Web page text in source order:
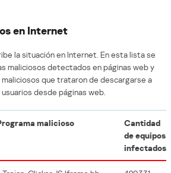
en Internet
la situación en Internet. En esta lista se
maliciosos detectados en páginas web y
que trataron de descargarse a
desde páginas web.
malicioso
Cantidad
de equipos
infectados